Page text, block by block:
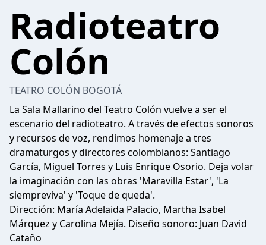
Radioteatro
Colón
TEATRO COLÓN BOGOTÁ
La Sala Mallarino del Teatro Colón vuelve a ser el
escenario del radioteatro. A través de efectos sonoros
y recursos de voz, rendimos homenaje a tres
dramaturgos y directores colombianos: Santiago
García, Miguel Torres y Luis Enrique Osorio. Deja volar
la imaginación con las obras 'Maravilla Estar', 'La
siempreviva' y 'Toque de queda'.
Dirección: María Adelaida Palacio, Martha Isabel
Márquez y Carolina Mejía. Diseño sonoro: Juan David
Cataño